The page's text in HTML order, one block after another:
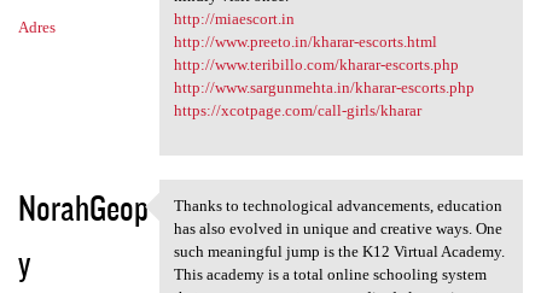
Adres
http://miaescort.in
http://www.preeto.in/kharar-escorts.html
http://www.teribillo.com/kharar-escorts.php
http://www.sargunmehta.in/kharar-escorts.php
https://xcotpage.com/call-girls/kharar
NorahGeop
y
Thanks to technological
Thanks to technological advancements, education
has also evolved in unique and creative ways. One
such meaningful jump is the K12 Virtual Academy.
This academy is a total online schooling system